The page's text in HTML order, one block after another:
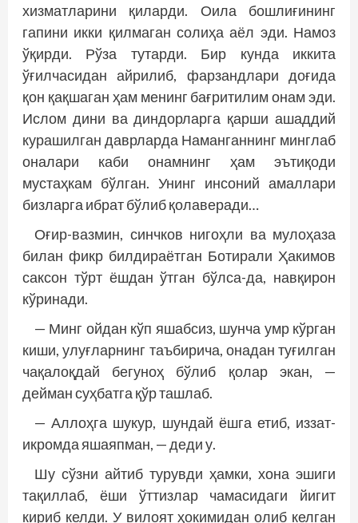
хизматларини қиларди. Оила бошлиғининг
гапини икки қилмаган солиҳа аёл эди. Намоз
ўқирди. Рўза тутарди. Бир кунда иккита
ўғилчасидан айрилиб, фарзандлари доғида
қон қақшаган ҳам менинг бағритилим онам эди.
Ислом дини ва диндорларга қарши ашаддий
курашилган даврларда Наманганнинг минглаб
оналари каби онамнинг ҳам эътиқоди
мустаҳкам бўлган. Унинг инсоний амаллари
бизларга ибрат бўлиб қолаверади…
Оғир-вазмин, синчков нигоҳли ва мулоҳаза
билан фикр билдираётган Ботирали Ҳакимов
саксон тўрт ёшдан ўтган бўлса-да, навқирон
кўринади.
— Минг ойдан кўп яшабсиз, шунча умр кўрган
киши, улуғларнинг таъбирича, онадан туғилган
чақалоқдай бегуноҳ бўлиб қолар экан, —
дейман суҳбатга қўр ташлаб.
— Аллоҳга шукур, шундай ёшга етиб, иззат-
икромда яшаяпман, — деди у.
Шу сўзни айтиб турувди ҳамки, хона эшиги
тақиллаб, ёши ўттизлар чамасидаги йигит
кириб келди. У вилоят ҳокимидан олиб келган